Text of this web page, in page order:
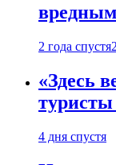
2 года спустя
«Здесь
4 дня спустя